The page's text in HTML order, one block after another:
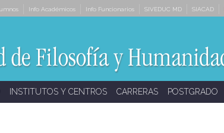
Info Académicos Info Funcionarios SIVEDUC MD SIACAD
INSTITUTOS Y CENTROS CARRERAS POSTGRADO